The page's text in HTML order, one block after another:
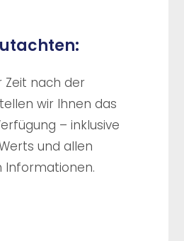
Zeit nach der
wir Ihnen das
– inklusive
und allen
Informationen.